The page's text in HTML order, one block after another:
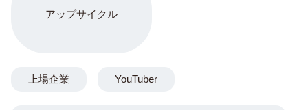
アップサイクル
上場企業 YouTuber